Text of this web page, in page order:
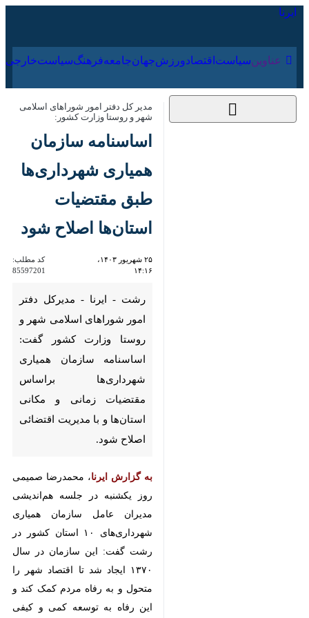
عناوین‌ سیاست اقتصاد ورزش جهان جامعه فرهنگ
مدیر کل دفتر امور شوراهای اسلامی شهر و
روستا وزارت کشور:
اساسنامه سازمان
همیاری‌ شهرداری‌ها
طبق مقتضیات
استان‌ها اصلاح شود
کد مطلب:
85597201
رشت - ایرنا - مدیرکل دفتر امور
شوراهای اسلامی شهر و روستا
وزارت کشور گفت: اساسنامه
سازمان همیاری‌ شهرداری‌ها
براساس مقتضیات زمانی و مکانی
استان‌ها و با مدیریت اقتضائی
اصلاح شود.
به گزارش ایرنا
یکشنبه در جلسه هم‌اندیشی مدیران
استان کشور در رشت گفت: این
سازمان در سال ۱۳۷۰ ایجاد شد تا
اقتصاد شهر را متحول و به رفاه مردم
کمک کند و این رفاه به توسعه کمی و
کیفی این مناطق بیانجامد.
وی با بیان اینکه در کشور یک هزار و